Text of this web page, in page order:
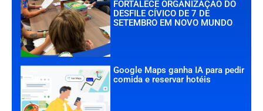
FORTALECE ORGANIZAÇÃO DO
DESFILE CÍVICO DE 7 DE
SETEMBRO EM NOVO MUNDO
Google Maps ganha IA para pedir
comida e reservar hotéis